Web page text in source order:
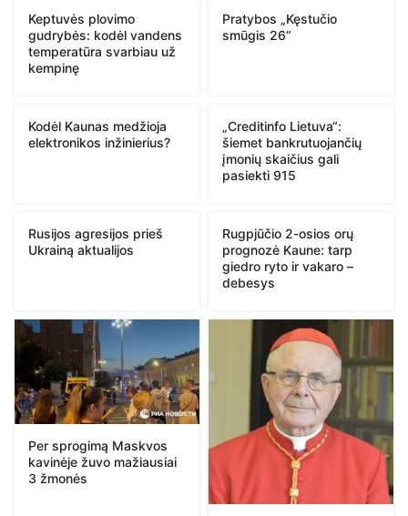
Keptuvės plovimo
gudrybės: kodėl vandens
temperatūra svarbiau už
kempinę
Pratybos „Kęstučio
smūgis 26“
Kodėl Kaunas medžioja
elektronikos inžinierius?
„Creditinfo Lietuva“:
šiemet bankrutuojančių
įmonių skaičius gali
pasiekti 915
Rusijos agresijos prieš
Ukrainą aktualijos
Rugpjūčio 2-osios orų
prognozė Kaune: tarp
giedro ryto ir vakaro –
debesys
Per sprogimą Maskvos
kavinėje žuvo mažiausiai
3 žmonės